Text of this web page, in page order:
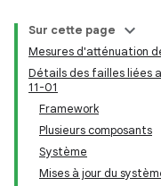
Sur cette page
Mesures d'atténuation
Détails des failles liées
11-01
Framework
Plusieurs composants
Système
Mises à jour du